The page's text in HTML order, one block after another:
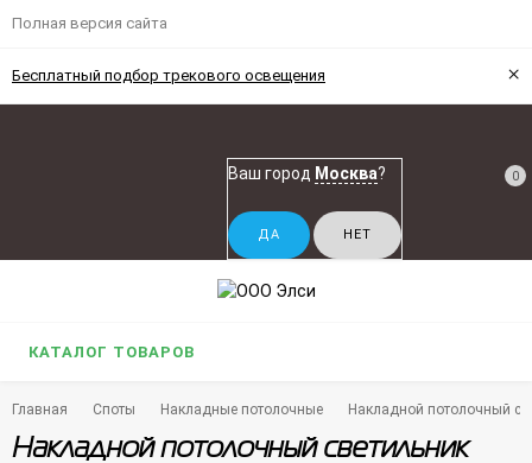
Полная версия сайта
Бесплатный подбор трекового освещения ×
Ваш город Москва? 0
КАТАЛОГ ТОВАРОВ
Главная Споты Накладные потолочные Накладной потолочный
Накладной потолочный светильник